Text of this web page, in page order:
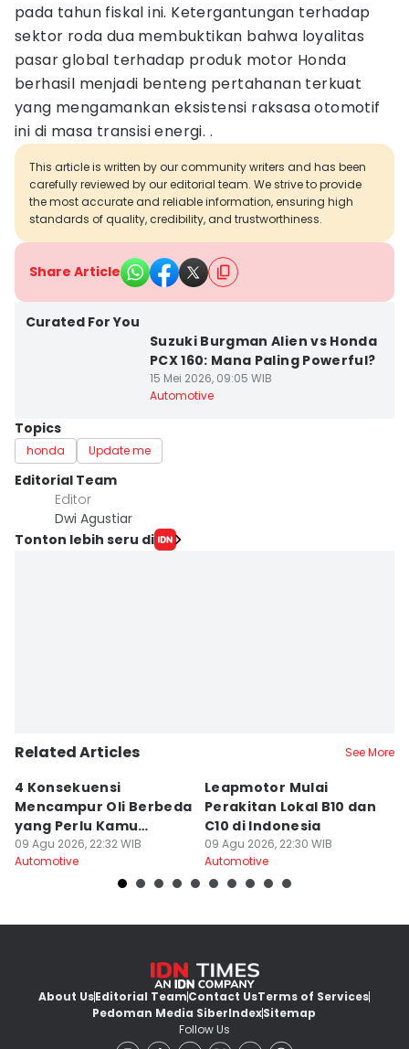
pada tahun fiskal ini. Ketergantungan terhadap
sektor roda dua membuktikan bahwa loyalitas
pasar global terhadap produk motor Honda
berhasil menjadi benteng pertahanan terkuat
yang mengamankan eksistensi raksasa otomotif
ini di masa transisi energi. .
This article is written by our community writers and has been
carefully reviewed by our editorial team. We strive to provide
the most accurate and reliable information, ensuring high
standards of quality, credibility, and trustworthiness.
Share Article
Curated For You
Suzuki Burgman Alien vs Honda
PCX 160: Mana Paling Powerful?
15 Mei 2026, 09:05 WIB
Automotive
Topics
honda Update me
Editorial Team
Editor
Dwi Agustiar
Tonton lebih seru di
Related Articles See More
4 Konsekuensi
Mencampur Oli Berbeda
yang Perlu Kamu
Hindari
09 Agu 2026, 22:32 WIB
Automotive
Leapmotor Mulai
Perakitan Lokal B10 dan
C10 di Indonesia
09 Agu 2026, 22:30 WIB
Automotive
About UsEditorial TeamContact UsTerms of Services
Pedoman Media SiberIndexSitemap
Follow Us